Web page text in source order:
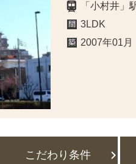
「小村井
3LDK
2007年01月
こだわり条件